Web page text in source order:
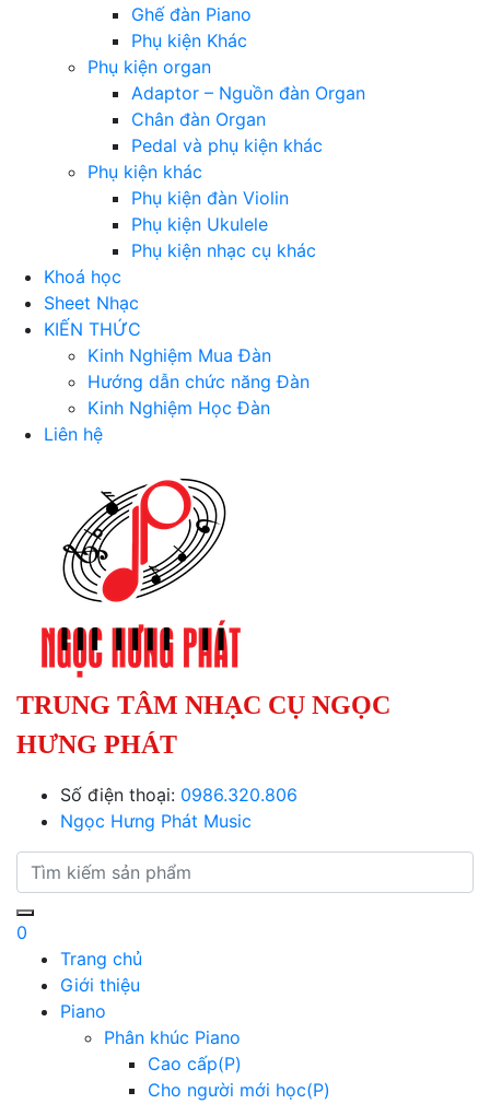
Ghế đàn Piano
Phụ kiện Khác
Phụ kiện organ
Adaptor – Nguồn đàn Organ
Chân đàn Organ
Pedal và phụ kiện khác
Phụ kiện khác
Phụ kiện đàn Violin
Phụ kiện Ukulele
Phụ kiện nhạc cụ khác
Khoá học
Sheet Nhạc
KIẾN THỨC
Kinh Nghiệm Mua Đàn
Hướng dẫn chức năng Đàn
Kinh Nghiệm Học Đàn
Liên hệ
TRUNG TÂM NHẠC CỤ NGỌC
HƯNG PHÁT
Số điện thoại: 0986.320.806
Ngọc Hưng Phát Music
0
Trang chủ
Giới thiệu
Piano
Phân khúc Piano
Cao cấp(P)
Cho người mới học(P)